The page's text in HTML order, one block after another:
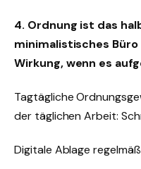
4. Ordnung ist das
minimalistisches
Wirkung, wenn es
Tagtägliche
der täglichen Arbeit:
Digitale Ablage